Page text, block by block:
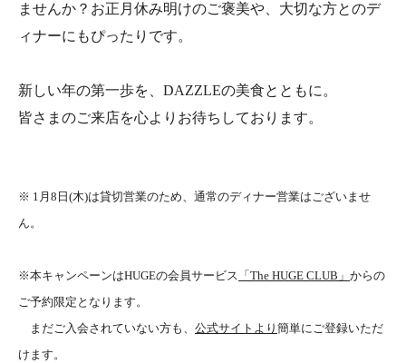
ませんか？お正月休み明けのご褒美や、大切な方とのデ
ィナーにもぴったりです。
新しい年の第一歩を、DAZZLEの美食とともに。
皆さまのご来店を心よりお待ちしております。
※ 1月8日(木)は貸切営業のため、通常のディナー営業はございませ
ん。
※本キャンペーンはHUGEの会員サービス 「The HUGE CLUB」 からの
ご予約限定となります。
まだご入会されていない方も、 公式サイトより 簡単にご登録いただ
けます。